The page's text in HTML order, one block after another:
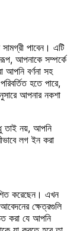
পাবেন। এটি
আপনাকে সম্পর্কে
আপনি বর্ণনা সহ
হতে পারে,
আপনার নকশা
তাই নয়, আপনি
লগ ইন করা
করেছেন। এখন
ক্ষেত্রগুলি
করা যে আপনি